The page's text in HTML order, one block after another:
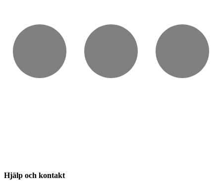
Hjälp och kontakt